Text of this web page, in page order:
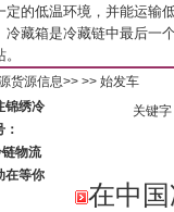
定的低温环境，并能运输
冷藏箱是冷藏链中最后一
货源信息>> >> 始发车
锦绣冷
物流
在等你
关键字
在中